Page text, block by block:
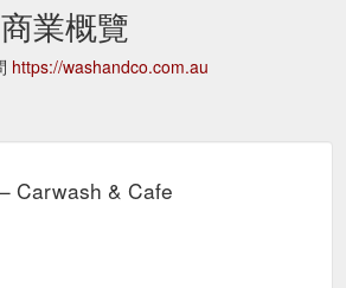
業概覽
https://washandco.com.au
Carwash & Cafe